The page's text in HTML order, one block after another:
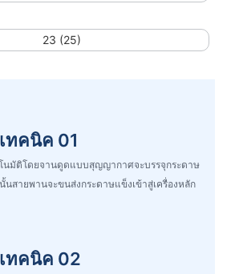
ทคนิค 01
นมัติโดยจานดูดแบบสุญญากาศจะบรรจุกระดาษ
นสายพานจะขนส่งกระดาษแข็งเข้าสู่เครื่องหลัก
ทคนิค 02